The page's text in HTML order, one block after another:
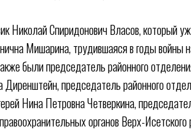
Николай Спиридонович Власов, который
Мишарина, трудившаяся в годы войны
были председатель районного
председатель районного
Нина Петровна Четверкина,
органов Верх-